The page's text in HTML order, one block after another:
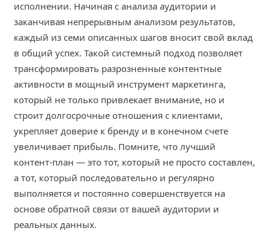
исполнении. Начиная с анализа аудитории и
заканчивая непрерывным анализом результатов,
каждый из семи описанных шагов вносит свой вклад
в общий успех. Такой системный подход позволяет
трансформировать разрозненные контентные
активности в мощный инструмент маркетинга,
который не только привлекает внимание, но и
строит долгосрочные отношения с клиентами,
укрепляет доверие к бренду и в конечном счете
увеличивает прибыль. Помните, что лучший
контент-план — это тот, который не просто составлен,
а тот, который последовательно и регулярно
выполняется и постоянно совершенствуется на
основе обратной связи от вашей аудитории и
реальных данных.